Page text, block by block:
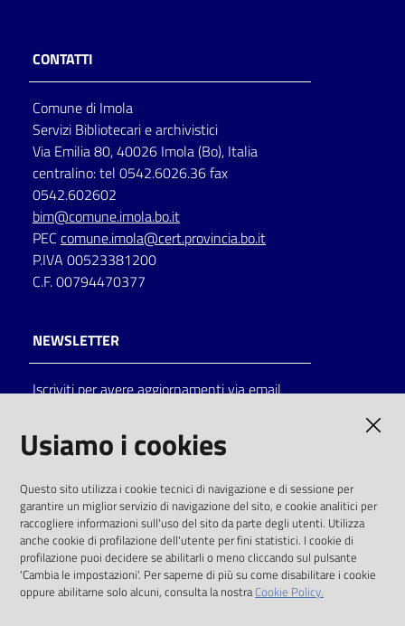
CONTATTI
Comune di Imola
Servizi Bibliotecari e archivistici
Via Emilia 80, 40026 Imola (Bo), Italia
centralino: tel 0542.6026.36 fax
0542.602602
bim@comune.imola.bo.it
PEC comune.imola@cert.provincia.bo.it
P.IVA 00523381200
C.F. 00794470377
NEWSLETTER
Iscriviti per avere aggiornamenti via email
solo alle condizioni previste dalla direttiva
comunitaria 2003/98/CE e dal d.lgs. 36/2006
SOCIAL
Instagram
Usiamo i cookies
Questo sito utilizza i cookie tecnici di navigazione e di sessione per
garantire un miglior servizio di navigazione del sito, e cookie analitici per
raccogliere informazioni sull'uso del sito da parte degli utenti. Utilizza
anche cookie di profilazione dell'utente per fini statistici. I cookie di
profilazione puoi decidere se abilitarli o meno cliccando sul pulsante
'Cambia le impostazioni'. Per saperne di più su come disabilitare i cookie
oppure abilitarne solo alcuni, consulta la nostraCookie Policy.